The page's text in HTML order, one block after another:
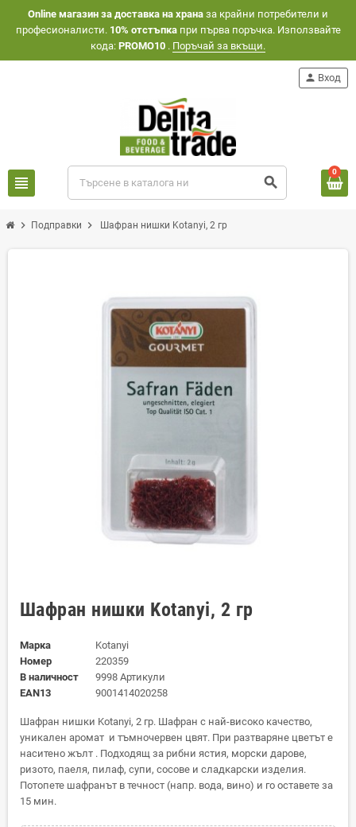
Оnline магазин за доставка на храна за крайни потребители и
професионалисти. 10% отстъпкапри първа поръчка. Използвайте
кода: PROMO10 . Поръчай за вкъщи.
view_headline search
person Вход
0
chevron_right Подправки chevron_right Шафран нишки Kotanyi, 2 гр
Шафран нишки Kotanyi, 2 гр
Марка
Kotanyi
Номер
220359
В наличност
9998 Артикули
EAN13
9001414020258
Шафран нишки Kotanyi, 2 гр. Шафран с най-високо качество,
уникален аромат и тъмночервен цвят. При разтваряне цветът е
наситено жълт . Подходящ за рибни ястия, морски дарове,
ризото, паеля, пилаф, супи, сосове и сладкарски изделия.
Потопете шафранът в течност (напр. вода, вино) и го оставете за
15 мин.